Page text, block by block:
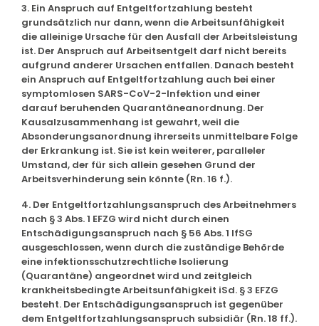
3. Ein Anspruch auf Entgeltfortzahlung besteht
grundsätzlich nur dann, wenn die Arbeitsunfähigkeit
die alleinige Ursache für den Ausfall der Arbeitsleistung
ist. Der Anspruch auf Arbeitsentgelt darf nicht bereits
aufgrund anderer Ursachen entfallen. Danach besteht
ein Anspruch auf Entgeltfortzahlung auch bei einer
symptomlosen SARS-CoV-2-Infektion und einer
darauf beruhenden Quarantäneanordnung. Der
Kausalzusammenhang ist gewahrt, weil die
Absonderungsanordnung ihrerseits unmittelbare Folge
der Erkrankung ist. Sie ist kein weiterer, paralleler
Umstand, der für sich allein gesehen Grund der
Arbeitsverhinderung sein könnte (Rn. 16 f.).
4. Der Entgeltfortzahlungsanspruch des Arbeitnehmers
nach § 3 Abs. 1 EFZG wird nicht durch einen
Entschädigungsanspruch nach § 56 Abs. 1 IfSG
ausgeschlossen, wenn durch die zuständige Behörde
eine infektionsschutzrechtliche Isolierung
(Quarantäne) angeordnet wird und zeitgleich
krankheitsbedingte Arbeitsunfähigkeit iSd. § 3 EFZG
besteht. Der Entschädigungsanspruch ist gegenüber
dem Entgeltfortzahlungsanspruch subsidiär (Rn. 18 ff.).